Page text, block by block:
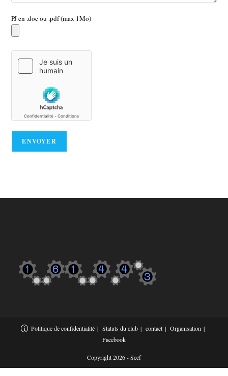
PJ en .doc ou .pdf (max 1Mo)
Politique de confidentialité Statuts du club contact
Organisation
Facebook
Copyright 2026 - Sccf